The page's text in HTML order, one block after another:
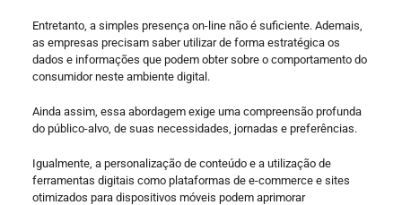
Entretanto, a simples presença on-line não é suficiente. Ademais,
as empresas precisam saber utilizar de forma estratégica os
dados e informações que podem obter sobre o comportamento do
consumidor neste ambiente digital.
Ainda assim, essa abordagem exige uma compreensão profunda
do público-alvo, de suas necessidades, jornadas e preferências.
Igualmente, a personalização de conteúdo e a utilização de
ferramentas digitais como plataformas de e-commerce e sites
otimizados para dispositivos móveis podem aprimorar